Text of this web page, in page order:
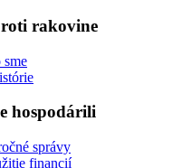
rakovine
hospodárili
správy
financií